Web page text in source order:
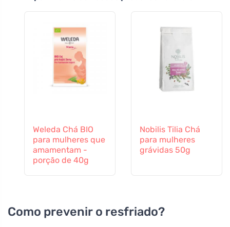
Weleda Chá BIO
para mulheres que
amamentam -
porção de 40g
Nobilis Tilia Chá
para mulheres
grávidas 50g
Como prevenir o resfriado?